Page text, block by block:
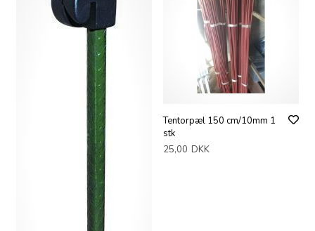
Tentorpæl 150 cm/10mm 1
stk
25,00 DKK